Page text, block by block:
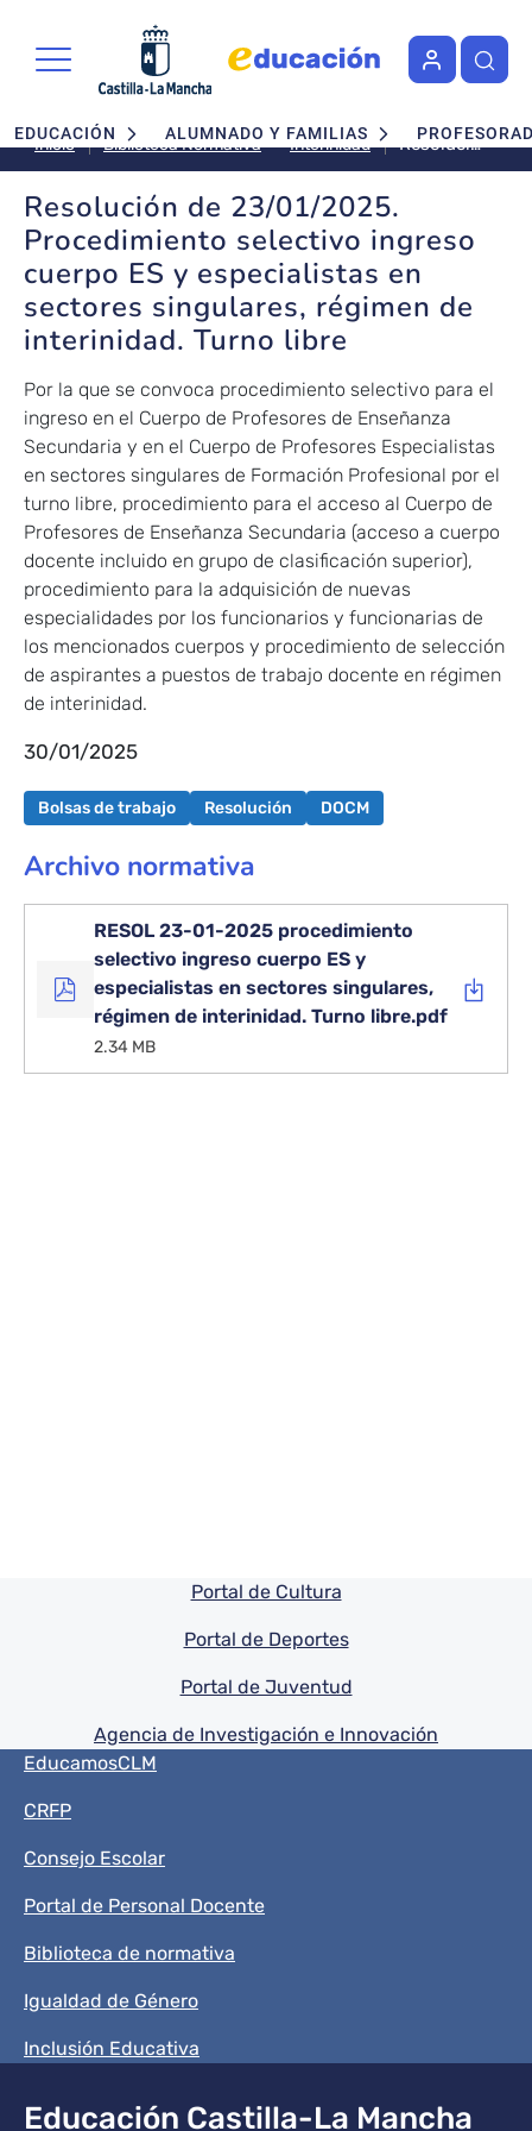
Navegación principal
EDUCACIÓN ALUMNADO Y FAMILIAS
Inicio Biblioteca Normativa Interinidad
Resolución
de
selectivo
ingreso
cuerpo ES
en
sectores
singulares,
régimen
de
interinidad.
Turno
libre
Resolución de 23/01/2025.
Procedimiento selectivo ingreso
cuerpo ES y especialistas en
sectores singulares, régimen de
interinidad. Turno libre
Por la que se convoca procedimiento selectivo para el
ingreso en el Cuerpo de Profesores de Enseñanza
Secundaria y en el Cuerpo de Profesores Especialistas
en sectores singulares de Formación Profesional por el
turno libre, procedimiento para el acceso al Cuerpo de
Profesores de Enseñanza Secundaria (acceso a cuerpo
docente incluido en grupo de clasificación superior),
procedimiento para la adquisición de nuevas
especialidades por los funcionarios y funcionarias de
los mencionados cuerpos y procedimiento de selección
de aspirantes a puestos de trabajo docente en régimen
de interinidad.
30/01/2025
Bolsas de trabajo Resolución DOCM
Archivo normativa
RESOL 23-01-2025 procedimiento
selectivo ingreso cuerpo ES y
especialistas en sectores singulares,
régimen de interinidad. Turno libre.pdf
2.34 MB
Pie de pagina información
Portal de Cultura
Portal de Deportes
Portal de Juventud
Agencia de Investigación e Innovación
Menú del pie
EducamosCLM
CRFP
Consejo Escolar
Portal de Personal Docente
Biblioteca de normativa
Igualdad de Género
Inclusión Educativa
Educación Castilla-La Mancha